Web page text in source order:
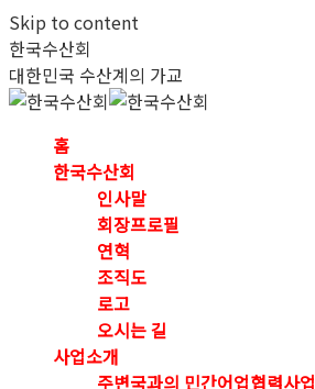
Skip to content
한국수산회
대한민국 수산계의 가교
홈
한국수산회
인사말
회장프로필
연혁
조직도
로고
오시는 길
사업소개
주변국과의 민간어업협력사업